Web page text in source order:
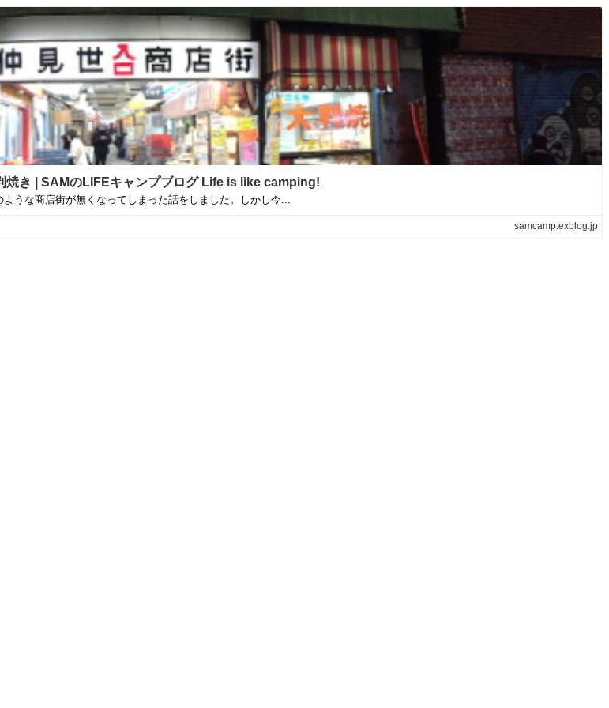
焼き | SAMのLIFEキャンプブログ Life is like camping!
うな商店街が無くなってしまった話をしました。しかし今...
samcamp.exblog.jp